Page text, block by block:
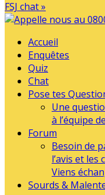
FSJ chat »
Accueil
Enquêtes
Quiz
Chat
Pose tes
Une
à l’équipe
Forum
Besoin de
l’avis et les
Viens
Sourds &